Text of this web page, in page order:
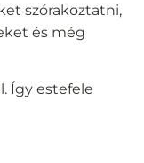
szórakoztatni,
és még
Így estefele